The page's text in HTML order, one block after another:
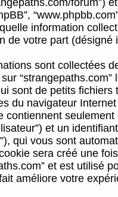
forum”)
information
de votre part (désigné
sont collectées
sont de petits
du navigateur
contiennent
et un
qui vous sont
sera créé une
et est utilisé
améliore votre